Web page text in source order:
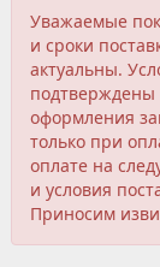
Уважаемые
и сроки
актуальны.
оформления
только при
оплате на
и условия
Приносим